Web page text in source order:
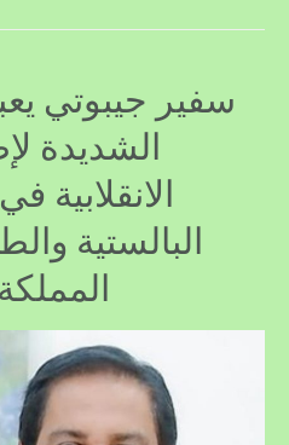
سفير جيبوتي
الشديدة
الانقلابية
البالستية
المفخخة باتجاه ‎المملكة